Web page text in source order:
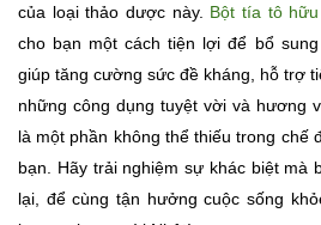
của loại thảo dược này. Bột tía tô
cho bạn một cách tiện lợi để bổ
giúp tăng cường sức đề kháng, hỗ trợ
những công dụng tuyệt vời và hương
là một phần không thể thiếu trong chế
bạn. Hãy trải nghiệm sự khác biệt mà
lại, để cùng tận hưởng cuộc sống